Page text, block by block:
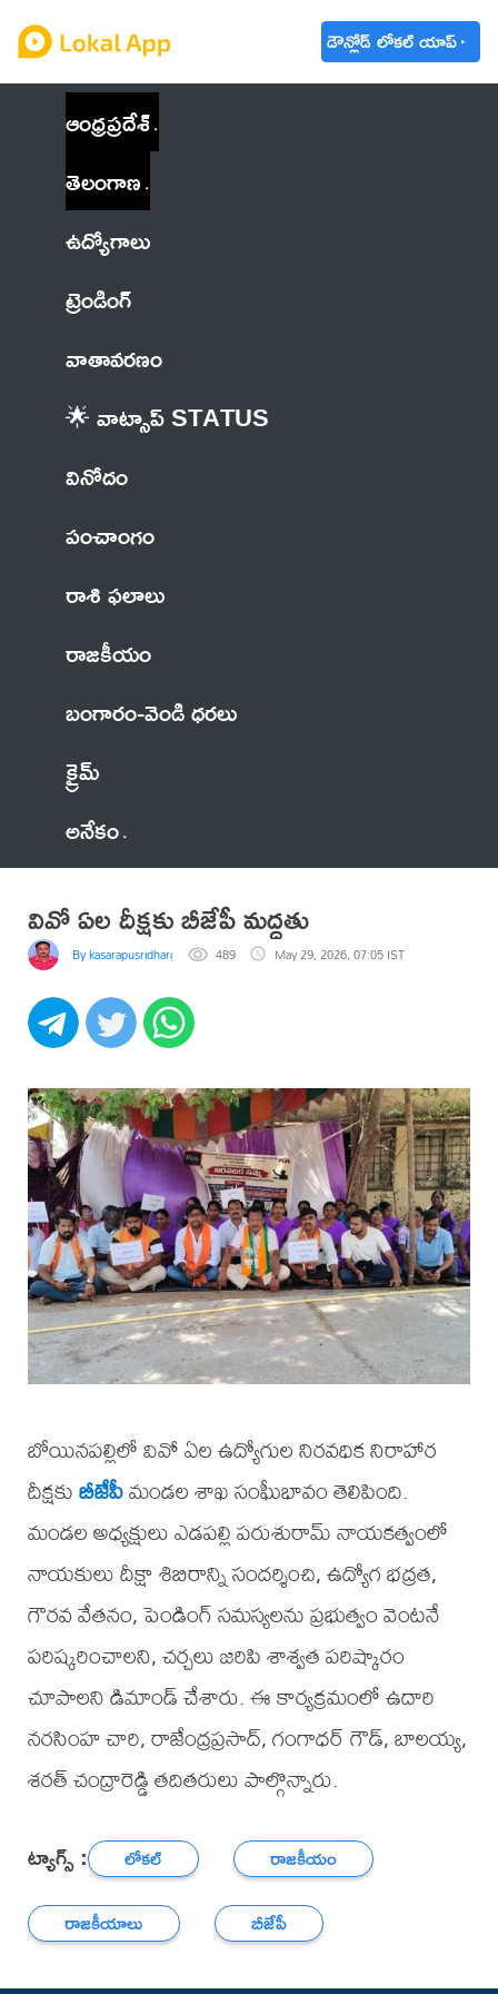
డౌన్లోడ్ లోకల్ యాప్
ఆంధ్రప్రదేశ్
తెలంగాణ
ఉద్యోగాలు
ట్రెండింగ్
వాతావరణం
🌟 వాట్సాప్ STATUS
వినోదం
పంచాంగం
రాశి ఫలాలు
రాజకీయం
బంగారం-వెండి ధరలు
క్రైమ్
అనేకం
వివో ఏల దీక్షకు బీజేపీ మద్దతు
By kasarapusridhargoud 489 May 29, 2026, 07:05 IST
బోయినపల్లిలో వివో ఏల ఉద్యోగుల నిరవధిక నిరాహార
దీక్షకుబీజేపీమండల శాఖ సంఘీభావం తెలిపింది.
మండల అధ్యక్షులు ఎడపల్లి పరుశురామ్ నాయకత్వంలో
నాయకులు దీక్షా శిబిరాన్ని సందర్శించి, ఉద్యోగ భద్రత,
గౌరవ వేతనం, పెండింగ్ సమస్యలను ప్రభుత్వం వెంటనే
పరిష్కరించాలని, చర్చలు జరిపి శాశ్వత పరిష్కారం
చూపాలని డిమాండ్ చేశారు. ఈ కార్యక్రమంలో ఉదారి
నరసింహ చారి, రాజేంద్రప్రసాద్, గంగాధర్ గౌడ్, బాలయ్య,
శరత్ చంద్రారెడ్డి తదితరులు పాల్గొన్నారు.
ట్యాగ్స్ : లోకల్
రాజకీయం
రాజకీయాలు
బీజేపీ